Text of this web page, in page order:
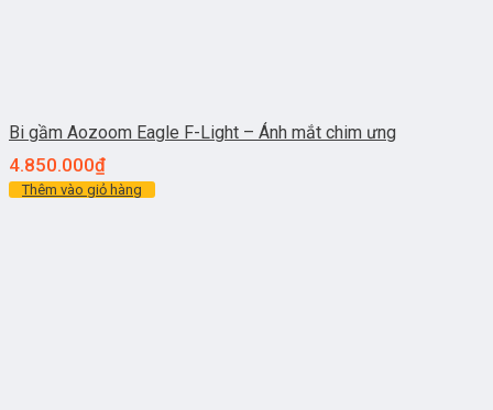
Bi gầm Aozoom Eagle F-Light – Ánh mắt chim ưng
4.850.000₫
Thêm vào giỏ hàng